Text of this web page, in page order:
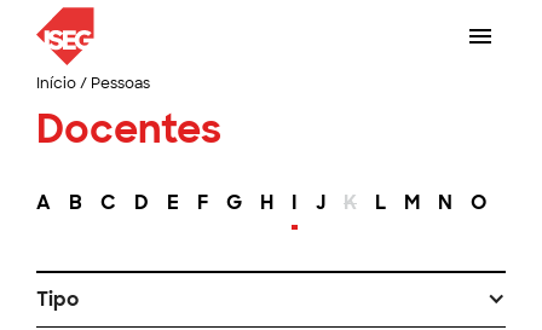
Início/ Pessoas
Docentes
A B C D E F G H I J K L M N O
Tipo